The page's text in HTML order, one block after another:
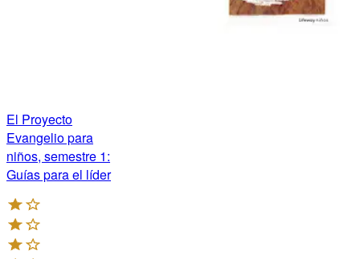
El Proyecto
Evangelio para
niños, semestre 1:
Guías para el líder